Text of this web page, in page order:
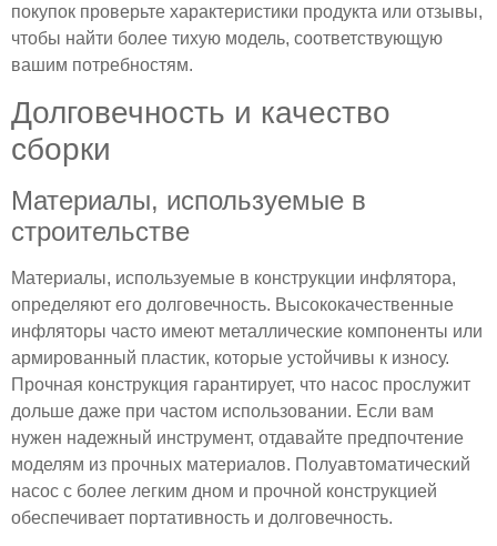
покупок проверьте характеристики продукта или отзывы,
чтобы найти более тихую модель, соответствующую
вашим потребностям.
Долговечность и качество
сборки
Материалы, используемые в
строительстве
Материалы, используемые в конструкции инфлятора,
определяют его долговечность. Высококачественные
инфляторы часто имеют металлические компоненты или
армированный пластик, которые устойчивы к износу.
Прочная конструкция гарантирует, что насос прослужит
дольше даже при частом использовании. Если вам
нужен надежный инструмент, отдавайте предпочтение
моделям из прочных материалов. Полуавтоматический
насос с более легким дном и прочной конструкцией
обеспечивает портативность и долговечность.